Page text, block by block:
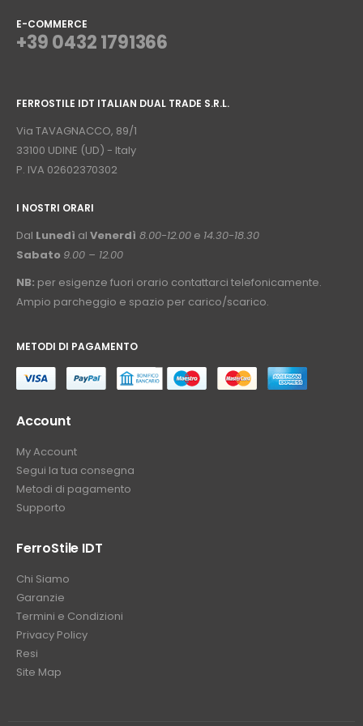
E-COMMERCE
+39 0432 1791366
FERROSTILE IDT ITALIAN DUAL TRADE S.R.L.
Via TAVAGNACCO, 89/1
33100 UDINE (UD) - Italy
P. IVA 02602370302
I NOSTRI ORARI
Dal Lunedì al Venerdì 8.00-12.00 e 14.30-18.30
Sabato 9.00 – 12.00
NB: per esigenze fuori orario contattarci telefonicamente.
Ampio parcheggio e spazio per carico/scarico.
METODI DI PAGAMENTO
Account
My Account
Segui la tua consegna
Metodi di pagamento
Supporto
FerroStile IDT
Chi Siamo
Garanzie
Termini e Condizioni
Privacy Policy
Resi
Site Map